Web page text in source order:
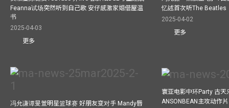
Feanna试场突然听到自己歌 安仔感激家姐借屋温
书
2025-04-03
更多
忆述首次听The Beatles
2025-04-02
更多
冯允谦谭旻萱明星篮球赛 好朋友变对手 Mandy唇
寰亚电影中环Party 古
ANSONBEAN主攻动作